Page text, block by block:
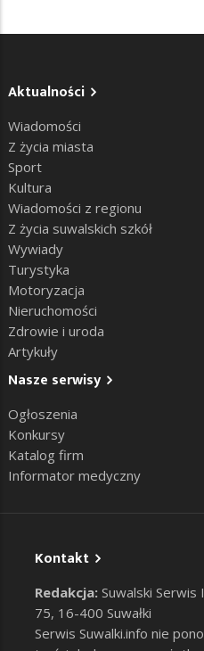
Aktualności
Wiadomości
Z życia miasta
Sport
Kultura
Wiadomości z regionu
Z życia suwalskich szkół
Wywiady
Turystyka
Motoryzacja
Nieruchomości
Zdrowie i uroda
Artykuły
Nasze serwisy
Ogłoszenia
Konkursy
Katalog firm
Informator medyczny
Kontakt
Redakcja: Suwalski Serwis
75, 16-400 Suwałki
Serwis Suwalki.info nie